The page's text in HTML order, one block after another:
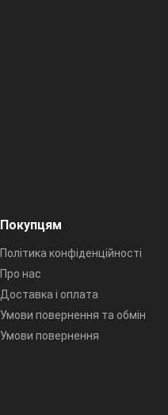
Покупцям
Політика конфіденційності
Про нас
Доставка і оплата
Умови повернення та обмін
Умови повернення